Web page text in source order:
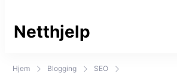
Netthjelp
Hjem Blogging
SEO